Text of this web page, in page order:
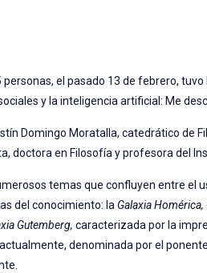
el pasado 13 de febrero,
y la inteligencia artificial: Me
Domingo Moratalla, catedrático de
doctora en Filosofía y profesora del
temas que confluyen entre el
del conocimiento: la Galaxia Homérica,
Gutemberg, caracterizada por la
denominada por el